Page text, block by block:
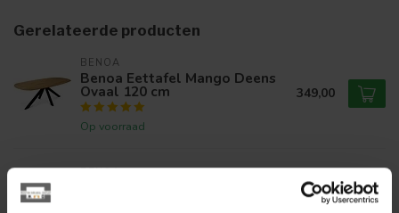
Gerelateerde producten
BENOA
Benoa Eettafel Mango Deens
Ovaal 120 cm
Op voorraad
349,00
BENOA
399,00